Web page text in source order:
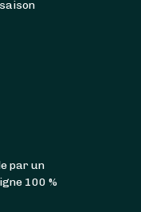
par un
100 %